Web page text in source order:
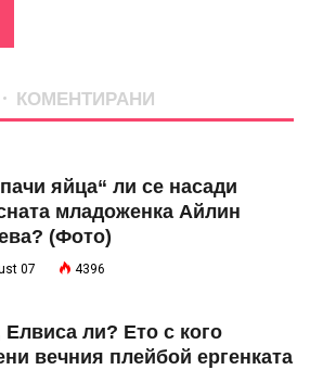
КОМЕНТИРАНИ
яйца“ ли се насади
младоженка Айлин
(Фото)
07 4396
Елвиса ли? Ето с кого
вечния плейбой ергенката